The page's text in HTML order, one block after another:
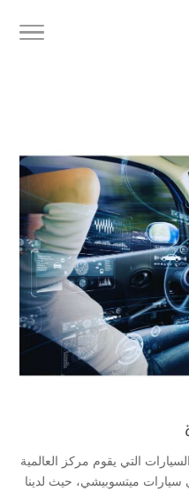
التي يقوم مركز العالمية
سيارات ميتسوبيشي، حيث لدينا